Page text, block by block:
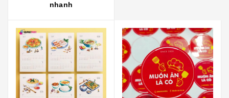
nhanh